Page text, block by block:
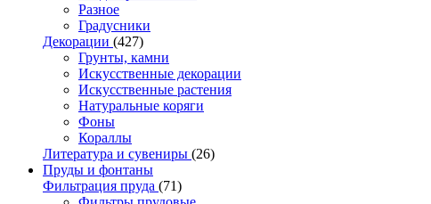
Разное
Градусники
Декорации (427)
Грунты, камни
Искусственные декорации
Искусственные растения
Натуральные коряги
Фоны
Кораллы
Литература и сувениры (26)
Пруды и фонтаны
Фильтрация пруда (71)